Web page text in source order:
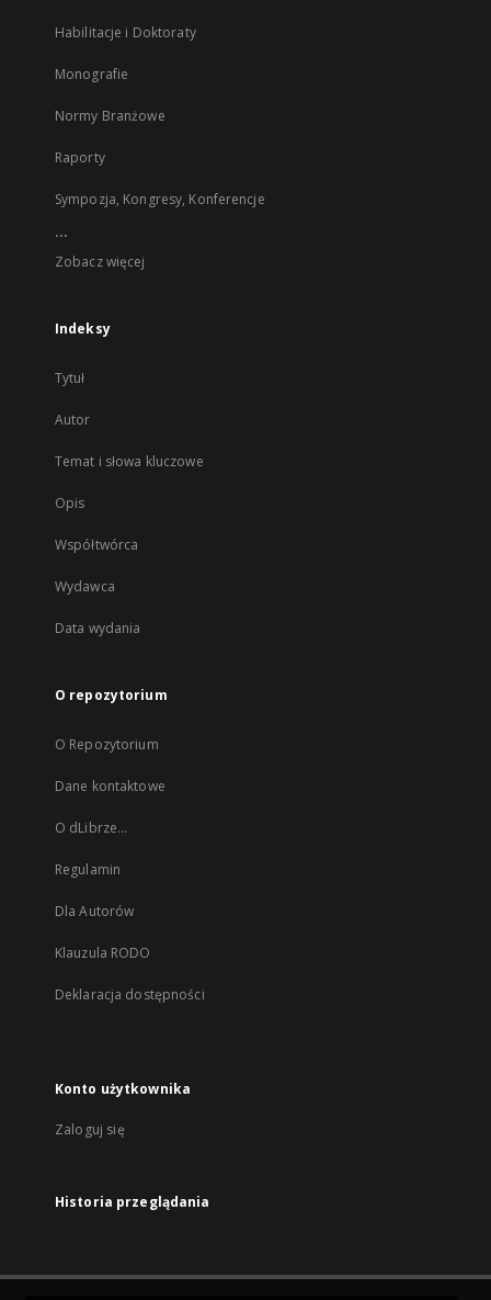
Habilitacje i Doktoraty
Monografie
Normy Branżowe
Raporty
Sympozja, Kongresy, Konferencje
...
Zobacz więcej
Indeksy
Tytuł
Autor
Temat i słowa kluczowe
Opis
Współtwórca
Wydawca
Data wydania
O repozytorium
O Repozytorium
Dane kontaktowe
O dLibrze...
Regulamin
Dla Autorów
Klauzula RODO
Deklaracja dostępności
Konto użytkownika
Zaloguj się
Historia przeglądania